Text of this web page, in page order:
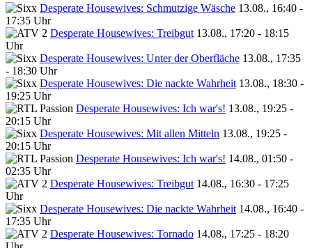
Desperate Housewives: Schmutzige Wäsche 13.08., 16:40 -
17:35 Uhr
Desperate Housewives: Treibgut 13.08., 17:20 - 18:15
Uhr
Desperate Housewives: Unter der Oberfläche 13.08., 17:35
- 18:30 Uhr
Desperate Housewives: Die nackte Wahrheit 13.08., 18:30 -
19:25 Uhr
Desperate Housewives: Ich war's! 13.08., 19:25 -
20:15 Uhr
Desperate Housewives: Mit allen Mitteln 13.08., 19:25 -
20:15 Uhr
Desperate Housewives: Ich war's! 14.08., 01:50 -
02:35 Uhr
Desperate Housewives: Treibgut 14.08., 16:30 - 17:25
Uhr
Desperate Housewives: Die nackte Wahrheit 14.08., 16:40 -
17:35 Uhr
Desperate Housewives: Tornado 14.08., 17:25 - 18:20